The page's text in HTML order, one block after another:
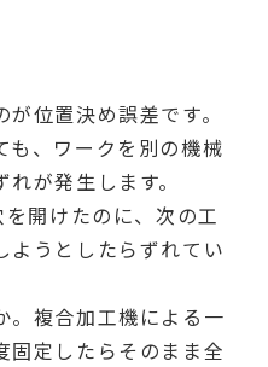
位置決め誤差です。
も、ワークを別の機械
が発生します。
開けたのに、次の工
ようとしたらずれてい
。複合加工機による一
固定したらそのまま全